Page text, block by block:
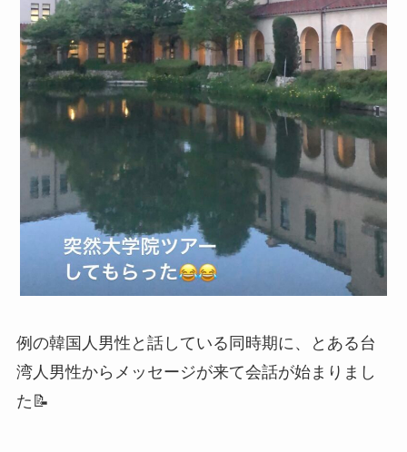
例の韓国人男性と話している同時期に、とある台
湾人男性からメッセージが来て会話が始まりまし
た📝